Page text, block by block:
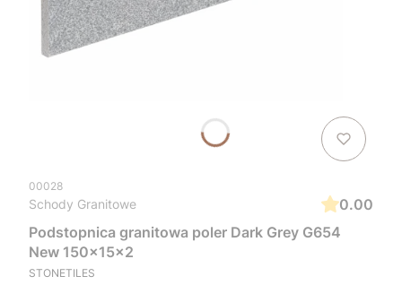
00028
Schody Granitowe
0.00
Podstopnica granitowa poler Dark Grey G654
New 150x15x2
STONETILES